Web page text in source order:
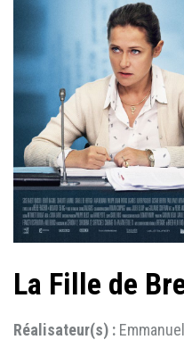
La Fille de
Réalisateur(s) :